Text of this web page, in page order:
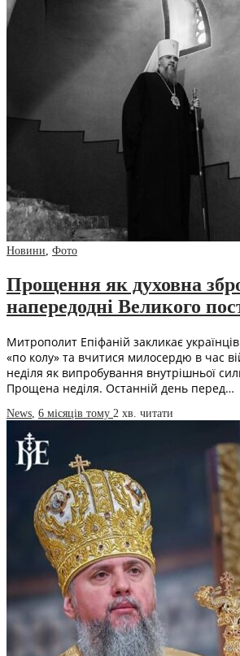
Новини Фото
Прощення як духовна
напередодні Великого
Митрополит Епіфаній закликає
«по колу» та вчитися милосердю в час
неділя як випробування внутрішньої
Прощена неділя. Останній день перед…
News 6 місяців тому 2 хв. читати